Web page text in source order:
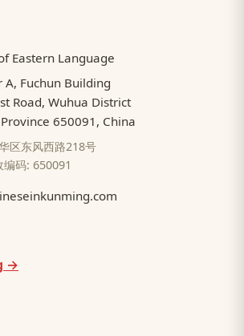
Eastern Language
A, Fuchun Building
Road, Wuhua District
650091, China
区东风西路218号
码: 650091
→